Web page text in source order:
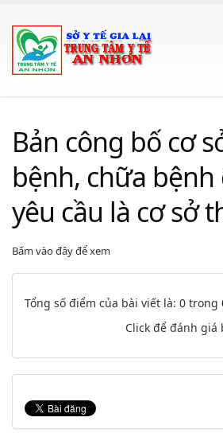
Bản công bố cơ
bệnh, chữa
yêu cầu là cơ sở
Bấm vào đây để xem
Tổng số điểm của bài viết là: 0 trong
Click để đánh giá